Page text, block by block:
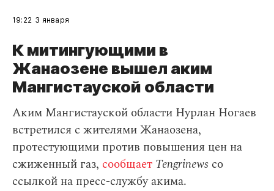
19:22 3 января
К митингующими в
Жанаозене вышел аким
Мангистауской области
Аким Мангистауской области Нурлан Ногаев
встретился с жителями Жанаозена,
протестующими против повышения цен на
сжиженный газ, сообщает Tengrinews со
ссылкой на пресс-службу акима.